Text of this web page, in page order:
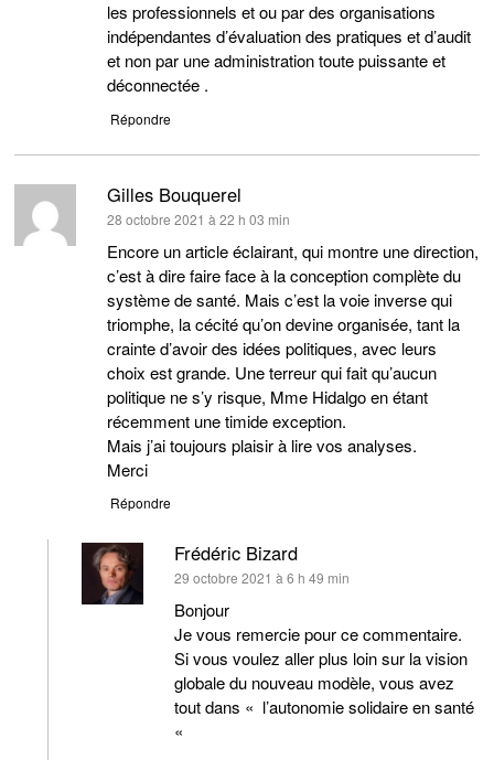
les professionnels et ou par des organisations
indépendantes d’évaluation des pratiques et d’audit
et non par une administration toute puissante et
déconnectée .
Répondre
Gilles Bouquerel
dit :
28 octobre 2021 à 22 h 03 min
Encore un article éclairant, qui montre une direction,
c’est à dire faire face à la conception complète du
système de santé. Mais c’est la voie inverse qui
triomphe, la cécité qu’on devine organisée, tant la
crainte d’avoir des idées politiques, avec leurs
choix est grande. Une terreur qui fait qu’aucun
politique ne s’y risque, Mme Hidalgo en étant
récemment une timide exception.
Mais j’ai toujours plaisir à lire vos analyses.
Merci
Répondre
Frédéric Bizard
dit :
29 octobre 2021 à 6 h 49 min
Bonjour
Je vous remercie pour ce commentaire.
Si vous voulez aller plus loin sur la vision
globale du nouveau modèle, vous avez
tout dans « l’autonomie solidaire en santé
«